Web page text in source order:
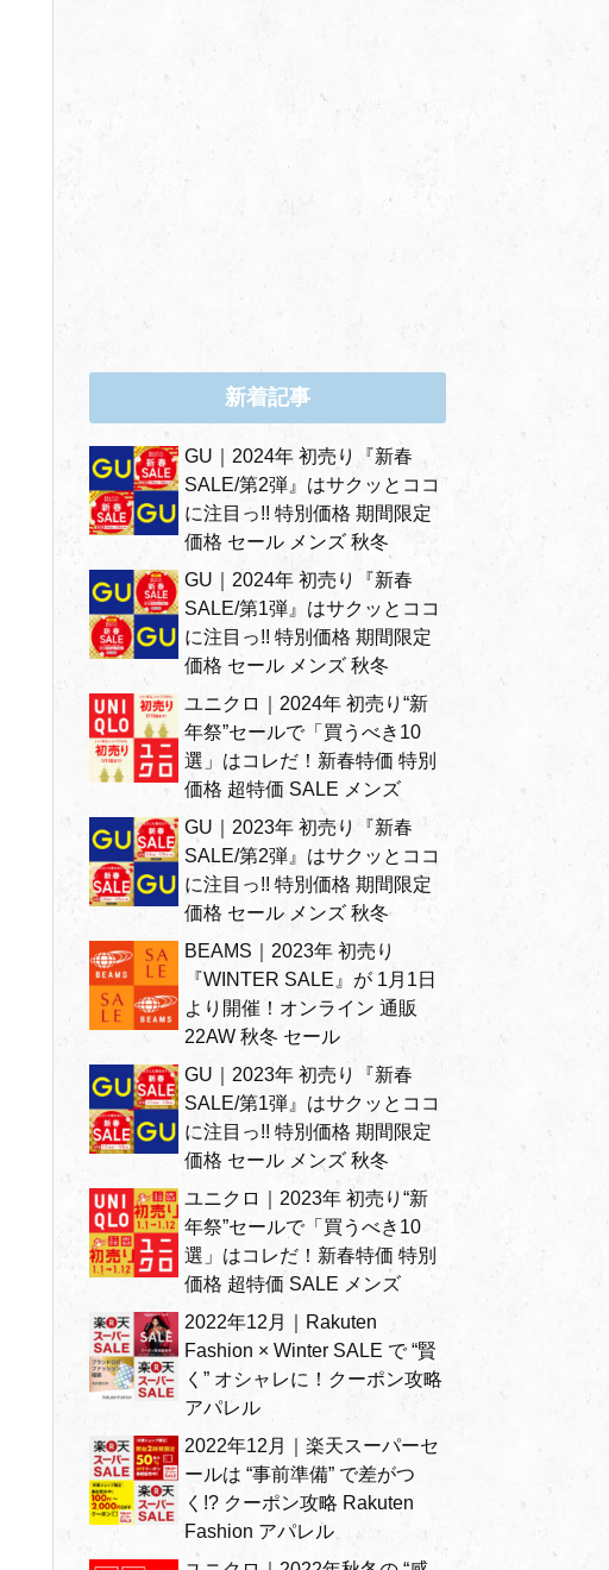
新着記事
GU｜2024年 初売り『新春
SALE/第2弾』はサクッとココ
に注目っ!! 特別価格 期間限定
価格 セール メンズ 秋冬
GU｜2024年 初売り『新春
SALE/第1弾』はサクッとココ
に注目っ!! 特別価格 期間限定
価格 セール メンズ 秋冬
ユニクロ｜2024年 初売り“新
年祭”セールで「買うべき10
選」はコレだ！新春特価 特別
価格 超特価 SALE メンズ
GU｜2023年 初売り『新春
SALE/第2弾』はサクッとココ
に注目っ!! 特別価格 期間限定
価格 セール メンズ 秋冬
BEAMS｜2023年 初売り
『WINTER SALE』が 1月1日
より開催！オンライン 通販
22AW 秋冬 セール
GU｜2023年 初売り『新春
SALE/第1弾』はサクッとココ
に注目っ!! 特別価格 期間限定
価格 セール メンズ 秋冬
ユニクロ｜2023年 初売り“新
年祭”セールで「買うべき10
選」はコレだ！新春特価 特別
価格 超特価 SALE メンズ
2022年12月｜Rakuten
Fashion × Winter SALE で “賢
く” オシャレに！クーポン攻略
アパレル
2022年12月｜楽天スーパーセ
ールは “事前準備” で差がつ
く!? クーポン攻略 Rakuten
Fashion アパレル